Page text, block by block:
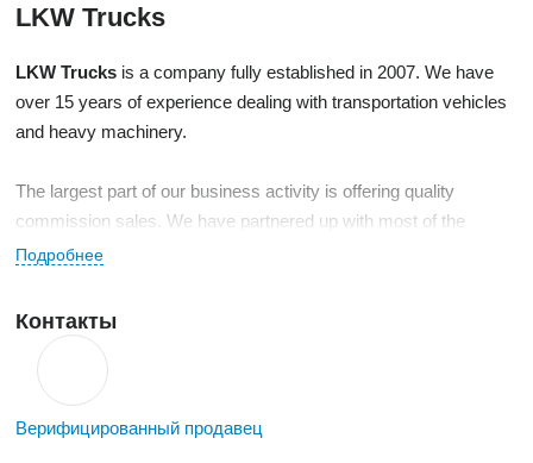
LKW Trucks
LKW Trucks is a company fully established in 2007. We have
over 15 years of experience dealing with transportation vehicles
and heavy machinery.
The largest part of our business activity is offering quality
commission sales. We have partnered up with most of the
Scandinavian banks
Подробнее
Контакты
Верифицированный продавец